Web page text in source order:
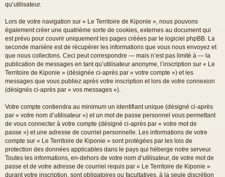
qu’utilisateur.
Lors de votre navigation sur « Le Territoire de Kiponie », nous pouvons
également créer une quatrième sorte de cookies, externes au document qui
est prévu pour couvrir uniquement les pages créées par le logiciel phpBB. La
seconde manière est de récupérer les informations que vous nous envoyez et
que nous collectons. Ceci peut correspondre — mais n’est pas limité à — la
publication de messages en tant qu’utilisateur anonyme, l’inscription sur « Le
Territoire de Kiponie » (désignée ci-après par « votre compte ») et les
messages que vous publiez après votre inscription et lors de votre connexion
(désignés ci-après par « vos messages »).
Votre compte contiendra au minimum un identifiant unique (désigné ci-après
par « votre nom d’utilisateur ») et un mot de passe personnel vous permettant
de vous connecter à votre compte (désigné ci-après par « votre mot de
passe ») et une adresse de courriel personnelle. Les informations de votre
compte sur « Le Territoire de Kiponie » sont protégées par les lois de
protection des données applicables dans le pays qui héberge notre serveur.
Toutes les informations, en-dehors de votre nom d’utilisateur, de votre mot de
passe et de votre adresse de courriel requis par « Le Territoire de Kiponie »
durant votre inscription, sont obligatoires ou facultatives, à la seule discrétion